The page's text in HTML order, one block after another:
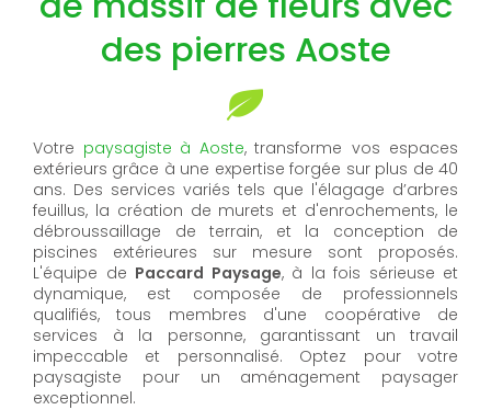
des pierres Aoste
Votre paysagiste à Aoste, transforme vos espaces
extérieurs grâce à une expertise forgée sur plus de 40
ans. Des services variés tels que l'élagage d’arbres
feuillus, la création de murets et d'enrochements, le
débroussaillage de terrain, et la conception de
piscines extérieures sur mesure sont proposés.
L'équipe de Paccard Paysage, à la fois sérieuse et
dynamique, est composée de professionnels
qualifiés, tous membres d'une coopérative de
services à la personne, garantissant un travail
impeccable et personnalisé. Optez pour votre
paysagiste pour un aménagement paysager
exceptionnel.